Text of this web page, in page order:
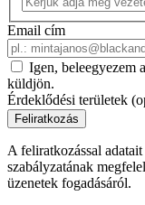
Email cím
Igen,
küldjön.
Érdeklődési területek
A feliratkozással
szabályzatának
üzenetek fogadásáról.